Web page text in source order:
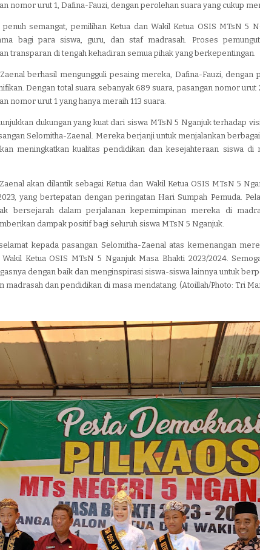
nomor urut 1, Dafina-Fauzi, dengan perolehan suara yang cukup
penuh semangat, pemilihan Ketua dan Wakil Ketua OSIS MTsN 5
bagi para siswa, guru, dan staf madrasah. Proses
transparan di tengah kehadiran semua pihak yang berkepentingan.
berhasil mengungguli pesaing mereka, Dafina-Fauzi, dengan
Dengan total suara sebanyak 689 suara, pasangan nomor urut
nomor urut 1 yang hanya meraih 113 suara.
dukungan yang kuat dari siswa MTsN 5 Nganjuk terhadap
Selomitha-Zaenal. Mereka berjanji untuk menjalankan
meningkatkan kualitas pendidikan dan kesejahteraan siswa di
akan dilantik sebagai Ketua dan Wakil Ketua OSIS MTsN 5
yang bertepatan dengan peringatan Hari Sumpah Pemuda.
bersejarah dalam perjalanan kepemimpinan mereka di
dampak positif bagi seluruh siswa MTsN 5 Nganjuk.
kepada pasangan Selomitha-Zaenal atas kemenangan
Ketua OSIS MTsN 5 Nganjuk Masa Bhakti 2023/2024.
dengan baik dan menginspirasi siswa-siswa lainnya untuk
madrasah dan pendidikan di masa mendatang. (Atoillah/Photo: Tri